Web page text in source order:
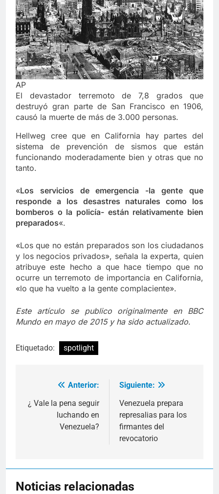
AP
El devastador terremoto de 7,8 grados que
destruyó gran parte de San Francisco en 1906,
causó la muerte de más de 3.000 personas.
Hellweg cree que en California hay partes del
sistema de prevención de sismos que están
funcionando moderadamente bien y otras que no
tanto.
«Los servicios de emergencia -la gente que
responde a los desastres naturales como los
bomberos o la policía- están relativamente bien
preparados«.
«Los que no están preparados son los ciudadanos
y los negocios privados», señala la experta, quien
atribuye este hecho a que hace tiempo que no
ocurre un terremoto de importancia en California,
«lo que ha vuelto a la gente complaciente».
Este artículo se publico originalmente en BBC
Mundo en mayo de 2015 y ha sido actualizado.
Etiquetado: spotlight
Navegación
de
entradas
Anterior:
¿ Vale la pena seguir
luchando en
Venezuela?
Siguiente:
Venezuela prepara
represalias para los
firmantes del
revocatorio
Noticias relacionadas